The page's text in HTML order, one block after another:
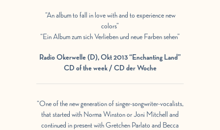
“An album to fall in love with and to experience new
colors”
“Ein Album zum sich Verlieben und neue Farben sehen”
Radio Okerwelle (D), Okt 2013 “Enchanting Land”
CD of the week / CD der Woche
“One of the new generation of singer-songwriter-vocalists,
that started with Norma Winston or Joni Mitchell and
continued in present with Gretchen Parlato and Becca